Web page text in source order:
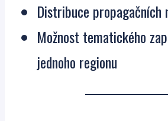
Distribuce propagačních
Možnost tematického
jednoho regionu